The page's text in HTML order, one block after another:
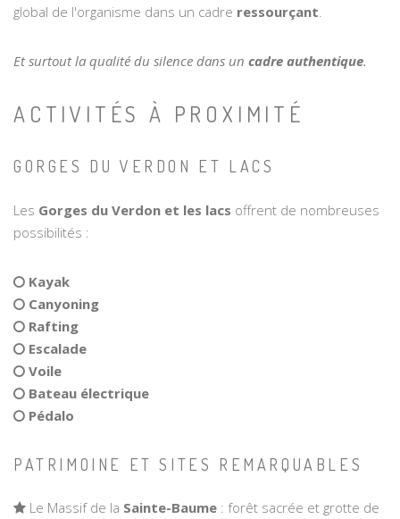
global de l'organisme dans un cadre ressourçant.
Et surtout la qualité du silence dans un cadre authentique.
ACTIVITÉS À PROXIMITÉ
GORGES DU VERDON ET LACS
Les Gorges du Verdon et les lacs offrent de nombreuses
possibilités :
Kayak
Canyoning
Rafting
Escalade
Voile
Bateau électrique
Pédalo
PATRIMOINE ET SITES REMARQUABLES
Le Massif de la Sainte-Baume : forêt sacrée et grotte de